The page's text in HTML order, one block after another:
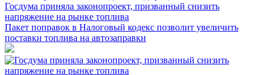
Госдума приняла законопроект, призванный снизить
напряжение на рынке топлива
Пакет поправок в Налоговый кодекс позволит увеличить
поставки топлива на автозаправки